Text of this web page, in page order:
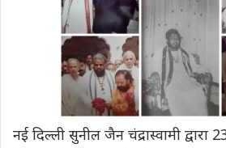
नई दिल्ली सुनील जैन चंद्रास्वामी द्वारा